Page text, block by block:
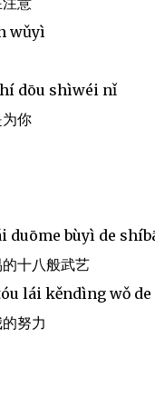
wǔyì
dōu shìwéi nǐ
你
duōme bùyì de
十八般武艺
lái kěndìng wǒ
努力